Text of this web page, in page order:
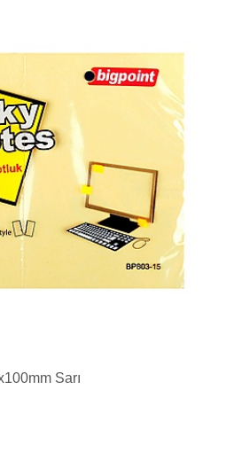
Sarı